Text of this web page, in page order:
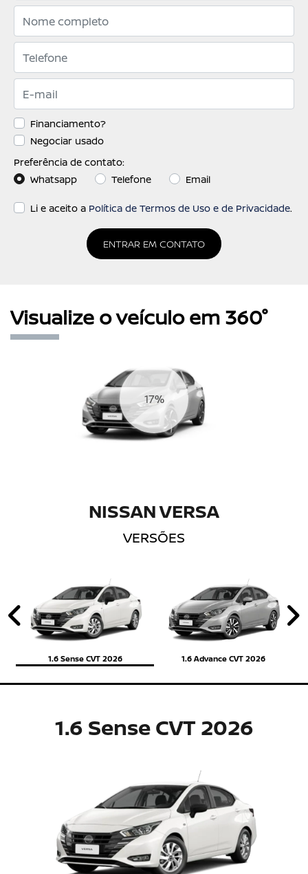
Financiamento?
Negociar usado
Preferência de contato:
Whatsapp
Telefone Email
Li e aceito a Política de Termos de Uso e de Privacidade.
ENTRAR EM CONTATO
Visualize o veículo em 360°
20%
NISSAN VERSA
VERSÕES
1.6 Sense CVT 2026 1.6 Advance CVT 2026
Anterior
1.6 Sense CVT 2026